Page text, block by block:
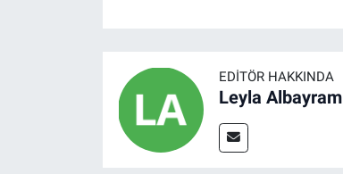
EDITÖR HAKKINDA
Leyla Albayram